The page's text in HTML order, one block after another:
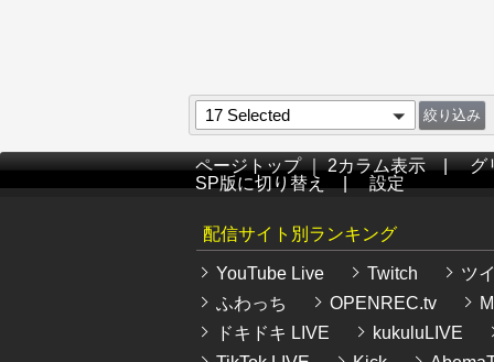
17 Selected
ページトップ｜2カラム表示|グ
SP版に切り替え
設定
配信サイト別ランキング
YouTube Live Twitch
ツ
ふわっち
OPENREC.tv
ドキドキ LIVE
kukuluLIVE